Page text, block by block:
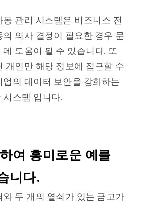
동 관리 시스템은 비즈니스 전
의 의사 결정이 필요한 경우 문
도움이 될 수 있습니다. 또
개인만 해당 정보에 접근할 수
업의 데이터 보안을 강화하는
시스템 입니다.
여 흥미로운 예를
니다.
와 두 개의 열쇠가 있는 금고가